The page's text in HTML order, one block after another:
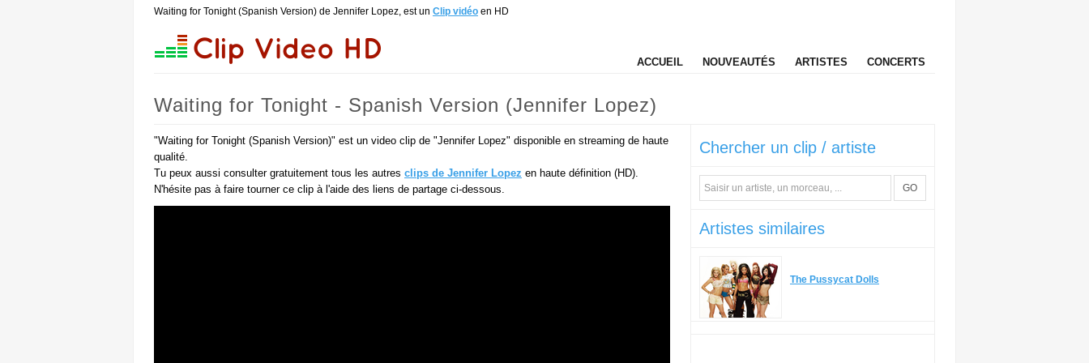
Waiting for Tonight (Spanish Version) de Jennifer Lopez, est un Clip vidéo en HD
ACCUEIL NOUVEAUTÉS ARTISTES CONCERTS
Waiting for Tonight - Spanish Version (Jennifer Lopez)
"Waiting for Tonight (Spanish Version)" est un video clip de "Jennifer Lopez" disponible en streaming de haute
qualité.
Tu peux aussi consulter gratuitement tous les autres clips de Jennifer Lopez en haute définition (HD).
N'hésite pas à faire tourner ce clip à l'aide des liens de partage ci-dessous.
Chercher un clip / artiste
GO
Artistes similaires
The Pussycat Dolls